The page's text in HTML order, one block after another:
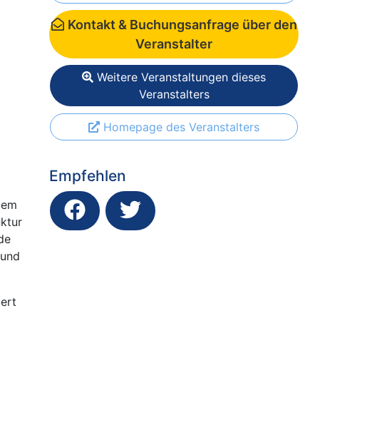
Kontakt & Buchungsanfrage über den
Veranstalter
Weitere Veranstaltungen dieses
Veranstalters
Homepage des Veranstalters
Empfehlen